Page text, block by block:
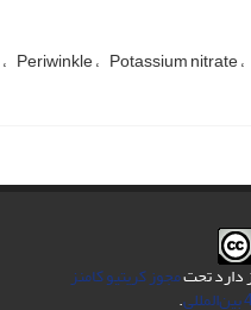
Periwinkle Potassium nitrate
دارد تحتمجوز کریتیو کامنز
.